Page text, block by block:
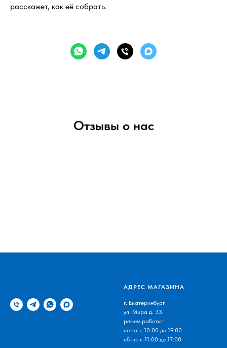
расскажет, как её собрать.
Отзывы о нас
АДРЕС МАГАЗИНА
г. Екатеринбург
ул. Мира д. 33
режим работы:
пн-пт с 10.00 до 19.00
сб-вс с 11:00 до 17:00